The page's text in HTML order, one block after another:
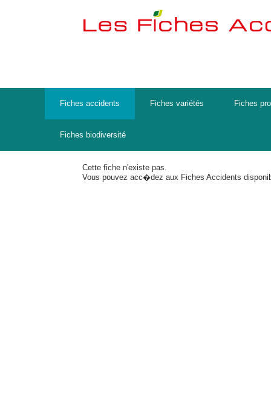
Fiches accidents Fiches variétés Fiches
Fiches biodiversité
Cette fiche n'existe pas.
Vous pouvez acc�dez aux Fiches Accidents